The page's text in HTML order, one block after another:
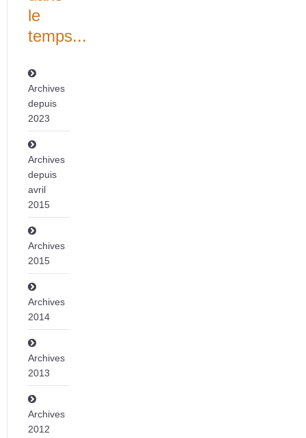
le
temps...
Archives
depuis
2023
Archives
depuis
avril
2015
Archives
2015
Archives
2014
Archives
2013
Archives
2012